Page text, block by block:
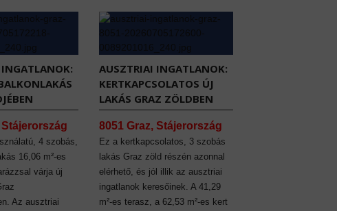
Stájerország
4 szobás,
16,06 m²-es
várja új
Az ausztriai
AUSZTRIAI INGATLANOK:
KERTKAPCSOLATOS ÚJ
LAKÁS GRAZ ZÖLDBEN
8051 Graz, Stájerország
Ez a kertkapcsolatos, 3 szobás
lakás Graz zöld részén azonnal
elérhető, és jól illik az ausztriai
ingatlanok keresőinek. A 41,29
m²-es terasz, a 62,53 m²-es kert